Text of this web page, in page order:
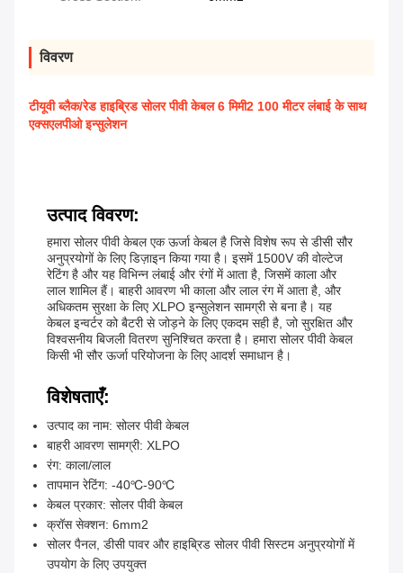
विवरण
टीयूवी ब्लैक/रेड हाइब्रिड सोलर पीवी केबल 6 मिमी2 100 मीटर लंबाई के साथ
एक्सएलपीओ इन्सुलेशन
उत्पाद विवरण:
हमारा सोलर पीवी केबल एक ऊर्जा केबल है जिसे विशेष रूप से डीसी सौर
अनुप्रयोगों के लिए डिज़ाइन किया गया है। इसमें 1500V की वोल्टेज
रेटिंग है और यह विभिन्न लंबाई और रंगों में आता है, जिसमें काला और
लाल शामिल हैं। बाहरी आवरण भी काला और लाल रंग में आता है, और
अधिकतम सुरक्षा के लिए XLPO इन्सुलेशन सामग्री से बना है। यह
केबल इन्वर्टर को बैटरी से जोड़ने के लिए एकदम सही है, जो सुरक्षित और
विश्वसनीय बिजली वितरण सुनिश्चित करता है। हमारा सोलर पीवी केबल
किसी भी सौर ऊर्जा परियोजना के लिए आदर्श समाधान है।
विशेषताएँ:
उत्पाद का नाम: सोलर पीवी केबल
बाहरी आवरण सामग्री: XLPO
रंग: काला/लाल
तापमान रेटिंग: -40℃-90℃
केबल प्रकार: सोलर पीवी केबल
क्रॉस सेक्शन: 6mm2
सोलर पैनल, डीसी पावर और हाइब्रिड सोलर पीवी सिस्टम अनुप्रयोगों में
उपयोग के लिए उपयुक्त